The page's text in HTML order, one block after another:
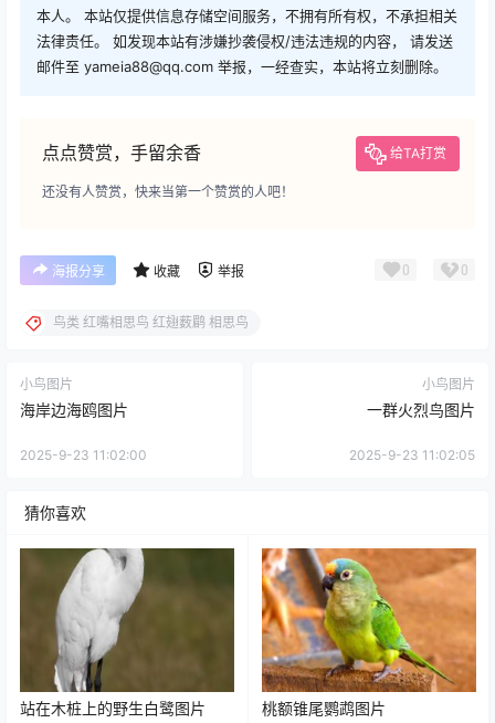
本人。 本站仅提供信息存储空间服务，不拥有所有权，不承担相关
法律责任。 如发现本站有涉嫌抄袭侵权/违法违规的内容， 请发送
邮件至 yameia88@qq.com 举报，一经查实，本站将立刻删除。
点点赞赏，手留余香 给TA打赏
还没有人赞赏，快来当第一个赞赏的人吧！
海报分享 收藏 举报 0 0
鸟类 红嘴相思鸟 红翅薮鹛 相思鸟
小鸟图片
海岸边海鸥图片
2025-9-23 11:02:00
小鸟图片
一群火烈鸟图片
2025-9-23 11:02:05
猜你喜欢
站在木桩上的野生白鹭图片 桃额锥尾鹦鹉图片